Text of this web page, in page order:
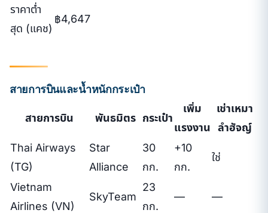
ราคาต่ำ
สุด (แคช)
฿4,647
สายการบินและน้ำหนักกระเป๋า
สายการบิน พันธมิตร กระเป๋า
เพิ่ม
แรงงาน
เช่าเหมา
ลำฮัจญ์
Thai Airways
(TG)
Star
Alliance
30
กก.
+10
กก.
ใช่
Vietnam
Airlines (VN)
SkyTeam
23
กก.
— —